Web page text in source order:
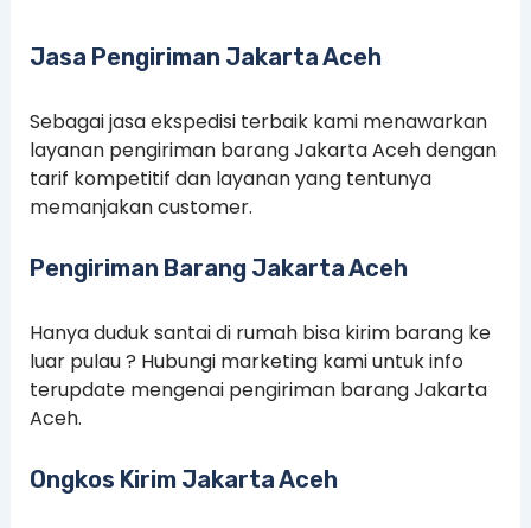
Jasa Pengiriman Jakarta Aceh
Sebagai jasa ekspedisi terbaik kami menawarkan
layanan pengiriman barang Jakarta Aceh dengan
tarif kompetitif dan layanan yang tentunya
memanjakan customer.
Pengiriman Barang Jakarta Aceh
Hanya duduk santai di rumah bisa kirim barang ke
luar pulau ? Hubungi marketing kami untuk info
terupdate mengenai pengiriman barang Jakarta
Aceh.
Ongkos Kirim Jakarta Aceh